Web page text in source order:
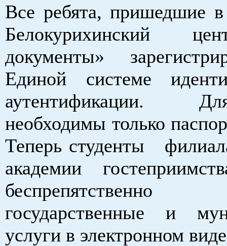
Все ребята, пришедшие
Белокурихинский
документы»
Единой системе
аутентификации.
необходимы только
Теперь студенты
академии
беспрепятственно
государственные и
услуги в электронном